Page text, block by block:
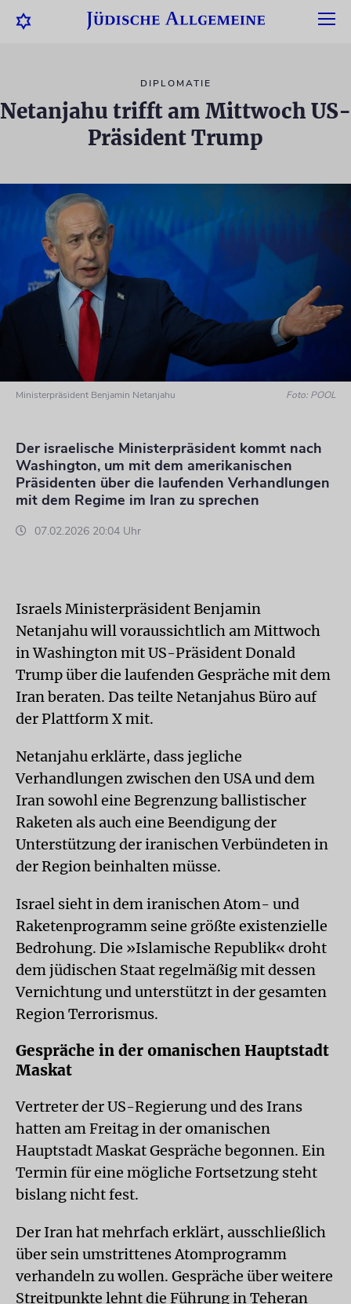
DIPLOMATIE
Netanjahu trifft am Mittwoch US-
Präsident Trump
Ministerpräsident Benjamin Netanjahu Foto: POOL
Der israelische Ministerpräsident kommt nach
Washington, um mit dem amerikanischen
Präsidenten über die laufenden Verhandlungen
mit dem Regime im Iran zu sprechen
07.02.2026 20:04 Uhr
Israels Ministerpräsident Benjamin
Netanjahu will voraussichtlich am Mittwoch
in Washington mit US-Präsident Donald
Trump über die laufenden Gespräche mit dem
Iran beraten. Das teilte Netanjahus Büro auf
der Plattform X mit.
Netanjahu erklärte, dass jegliche
Verhandlungen zwischen den USA und dem
Iran sowohl eine Begrenzung ballistischer
Raketen als auch eine Beendigung der
Unterstützung der iranischen Verbündeten in
der Region beinhalten müsse.
Israel sieht in dem iranischen Atom- und
Raketenprogramm seine größte existenzielle
Bedrohung. Die »Islamische Republik« droht
dem jüdischen Staat regelmäßig mit dessen
Vernichtung und unterstützt in der gesamten
Region Terrorismus.
Gespräche in der omanischen Hauptstadt
Maskat
Vertreter der US-Regierung und des Irans
hatten am Freitag in der omanischen
Hauptstadt Maskat Gespräche begonnen. Ein
Termin für eine mögliche Fortsetzung steht
bislang nicht fest.
Der Iran hat mehrfach erklärt, ausschließlich
über sein umstrittenes Atomprogramm
verhandeln zu wollen. Gespräche über weitere
Streitpunkte lehnt die Führung in Teheran